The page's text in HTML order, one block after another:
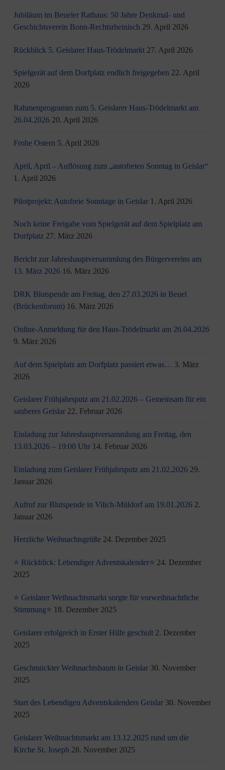
Jubiläum im Beueler Rathaus: 50 Jahre Denkmal- und
Geschichtsverein Bonn-Rechtsrheinisch 29. April 2026
Rückblick 5. Geislarer Haus-Trödelmarkt 27. April 2026
Spielgerät auf dem Dorfplatz endlich freigegeben 22. April
2026
Rahmenprogramm zum 5. Geislarer Haus-Trödelmarkt am
26.04.2026 20. April 2026
Frohe Ostern 5. April 2026
April, April – Auflösung zum „autofreien Sonntag in Geislar“
1. April 2026
Pilotprojekt: Autofreie Sonntage in Geislar 1. April 2026
Noch keine Freigabe vom Spielgerät auf dem Spielplatz am
Dorfplatz 27. März 2026
Bericht zur Jahreshauptversammlung des Bürgervereins am
13. März 2026 16. März 2026
DRK Blutspende am Freitag, den 27.03.2026 in Beuel
(Brückenforum) 16. März 2026
Online-Anmeldung für den Haus-Trödelmarkt am 26.04.2026
9. März 2026
Auf dem Spielplatz am Dorfplatz passiert etwas… 3. März
2026
Geislarer Frühjahrsputz am 21.02.2026 – Gemeinsam für ein
sauberes Geislar 22. Februar 2026
Einladung zur Jahreshauptversammlung am Freitag, den
13.03.2026 – 19:00 Uhr 14. Februar 2026
Einladung zum Geislarer Frühjahrsputz am 21.02.2026 29.
Januar 2026
Aufruf zur Blutspende in Vilich-Müldorf am 19.01.2026 2.
Januar 2026
Herzliche Weihnachtsgrüße 24. Dezember 2025
⭐ Rückblick: Lebendiger Adventskalender⭐ 24. Dezember
2025
⭐ Geislarer Weihnachtsmarkt sorgte für vorweihnachtliche
Stimmung⭐ 18. Dezember 2025
Geislarer erfolgreich in Erster Hilfe geschult 2. Dezember
2025
Geschmückter Weihnachtsbaum in Geislar 30. November
2025
Start des Lebendigen Adventskalenders Geislar 30. November
2025
Geislarer Weihnachtsmarkt am 13.12.2025 rund um die
Kirche St. Joseph 28. November 2025